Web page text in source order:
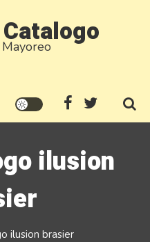
ilusion
ilusion brasier